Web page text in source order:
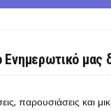
Ενημερωτικό μας
παρουσιάσεις και